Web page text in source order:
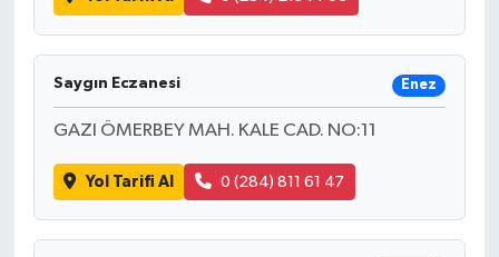
Saygın Eczanesi Enez
GAZI ÖMERBEY MAH. KALE CAD. NO:11
Yol Tarifi Al 0 (284) 811 61 47